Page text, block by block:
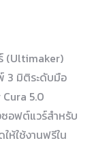
(Ultimaker)
3 มิติระดับมือ
5.0
ซอฟต์แวร์สำหรับ
ห้ใช้งานฟรีใน